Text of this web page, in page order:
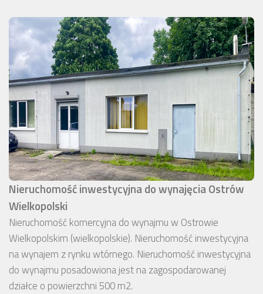
Nieruchomość inwestycyjna do wynajęcia Ostrów
Wielkopolski
Nieruchomość komercyjna do wynajmu w Ostrowie
Wielkopolskim (wielkopolskie). Nieruchomość inwestycyjna
na wynajem z rynku wtórnego. Nieruchomość inwestycyjna
do wynajmu posadowiona jest na zagospodarowanej
działce o powierzchni 500 m2.